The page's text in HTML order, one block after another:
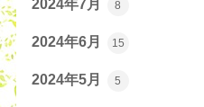
2024年7月 8
2024年6月 15
2024年5月 5